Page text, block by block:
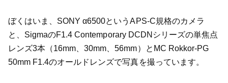
ぼくはいま、SONY α6500というAPS-C規格のカメラ
と、SigmaのF1.4 Contemporary DCDNシリーズの単焦点
レンズ3本（16mm、30mm、56mm）とMC Rokkor-PG
50mm F1.4のオールドレンズで写真を撮っています。